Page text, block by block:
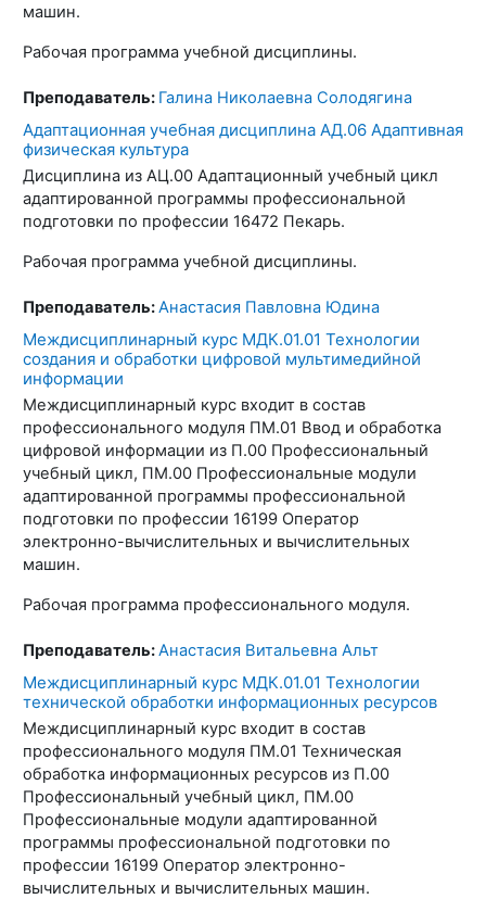
машин.
Рабочая программа учебной дисциплины.
Преподаватель: Галина Николаевна Солодягина
Адаптационная учебная дисциплина АД.06 Адаптивная
физическая культура
Дисциплина из АЦ.00 Адаптационный учебный цикл
адаптированной программы профессиональной
подготовки по профессии 16472 Пекарь.
Рабочая программа учебной дисциплины.
Преподаватель:Анастасия Павловна Юдина
Междисциплинарный курс МДК.01.01 Технологии
создания и обработки цифровой мультимедийной
информации
Междисциплинарный курс входит в состав
профессионального модуля ПМ.01 Ввод и обработка
цифровой информации из П.00 Профессиональный
учебный цикл, ПМ.00 Профессиональные модули
адаптированной программы профессиональной
подготовки по профессии 16199 Оператор
электронно-вычислительных и вычислительных
машин.
Рабочая программа профессионального модуля.
Преподаватель:Анастасия Витальевна Альт
Междисциплинарный курс МДК.01.01 Технологии
технической обработки информационных ресурсов
Междисциплинарный курс входит в состав
профессионального модуля ПМ.01 Техническая
обработка информационных ресурсов из П.00
Профессиональный учебный цикл, ПМ.00
Профессиональные модули адаптированной
программы профессиональной подготовки по
профессии 16199 Оператор электронно-
вычислительных и вычислительных машин.